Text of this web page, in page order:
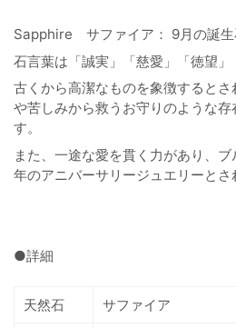
Sapphire サファイア： 9月の誕
石言葉は「誠実」「慈愛」「徳望」
古くから高潔なものを象徴すると
や苦しみから救うお守りのような存
す。
また、一途な愛を貫く力があり、
年のアニバーサリージュエリーとさ
●詳細
天然石 サファイア